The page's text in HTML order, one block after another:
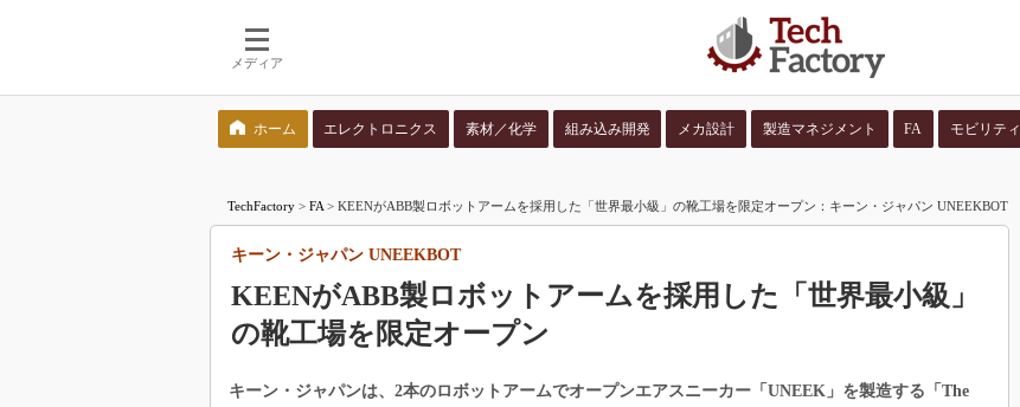
メディア
ホーム エレクトロニクス 素材／化学 組み込み開発 メカ設計 製造マネジメント FA モビリティ
TechFactory > FA > KEENがABB製ロボットアームを採用した「世界最小級」の靴工場を限定オープン：キーン・ジャパン UNEEKBOT
KEENがABB製ロボットアームを採用した「世界最小級」
の靴工場を限定オープン
キーン・ジャパン UNEEKBOT
キーン・ジャパンは、2本のロボットアームでオープンエアスニーカー「UNEEK」を製造する「The